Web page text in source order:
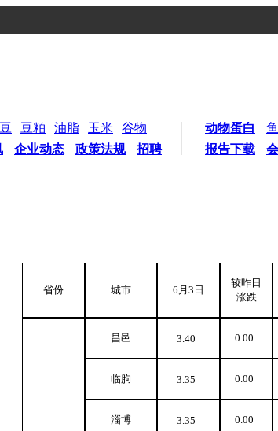
豆粕 油脂 玉米
谷物
企业动态 政策法规 招聘
动物蛋白
报告下载
省份 城市 6 月3日
较昨日
涨跌
昌邑 3.40 0.00
临朐 3.35 0.00
淄博 3.35 0.00